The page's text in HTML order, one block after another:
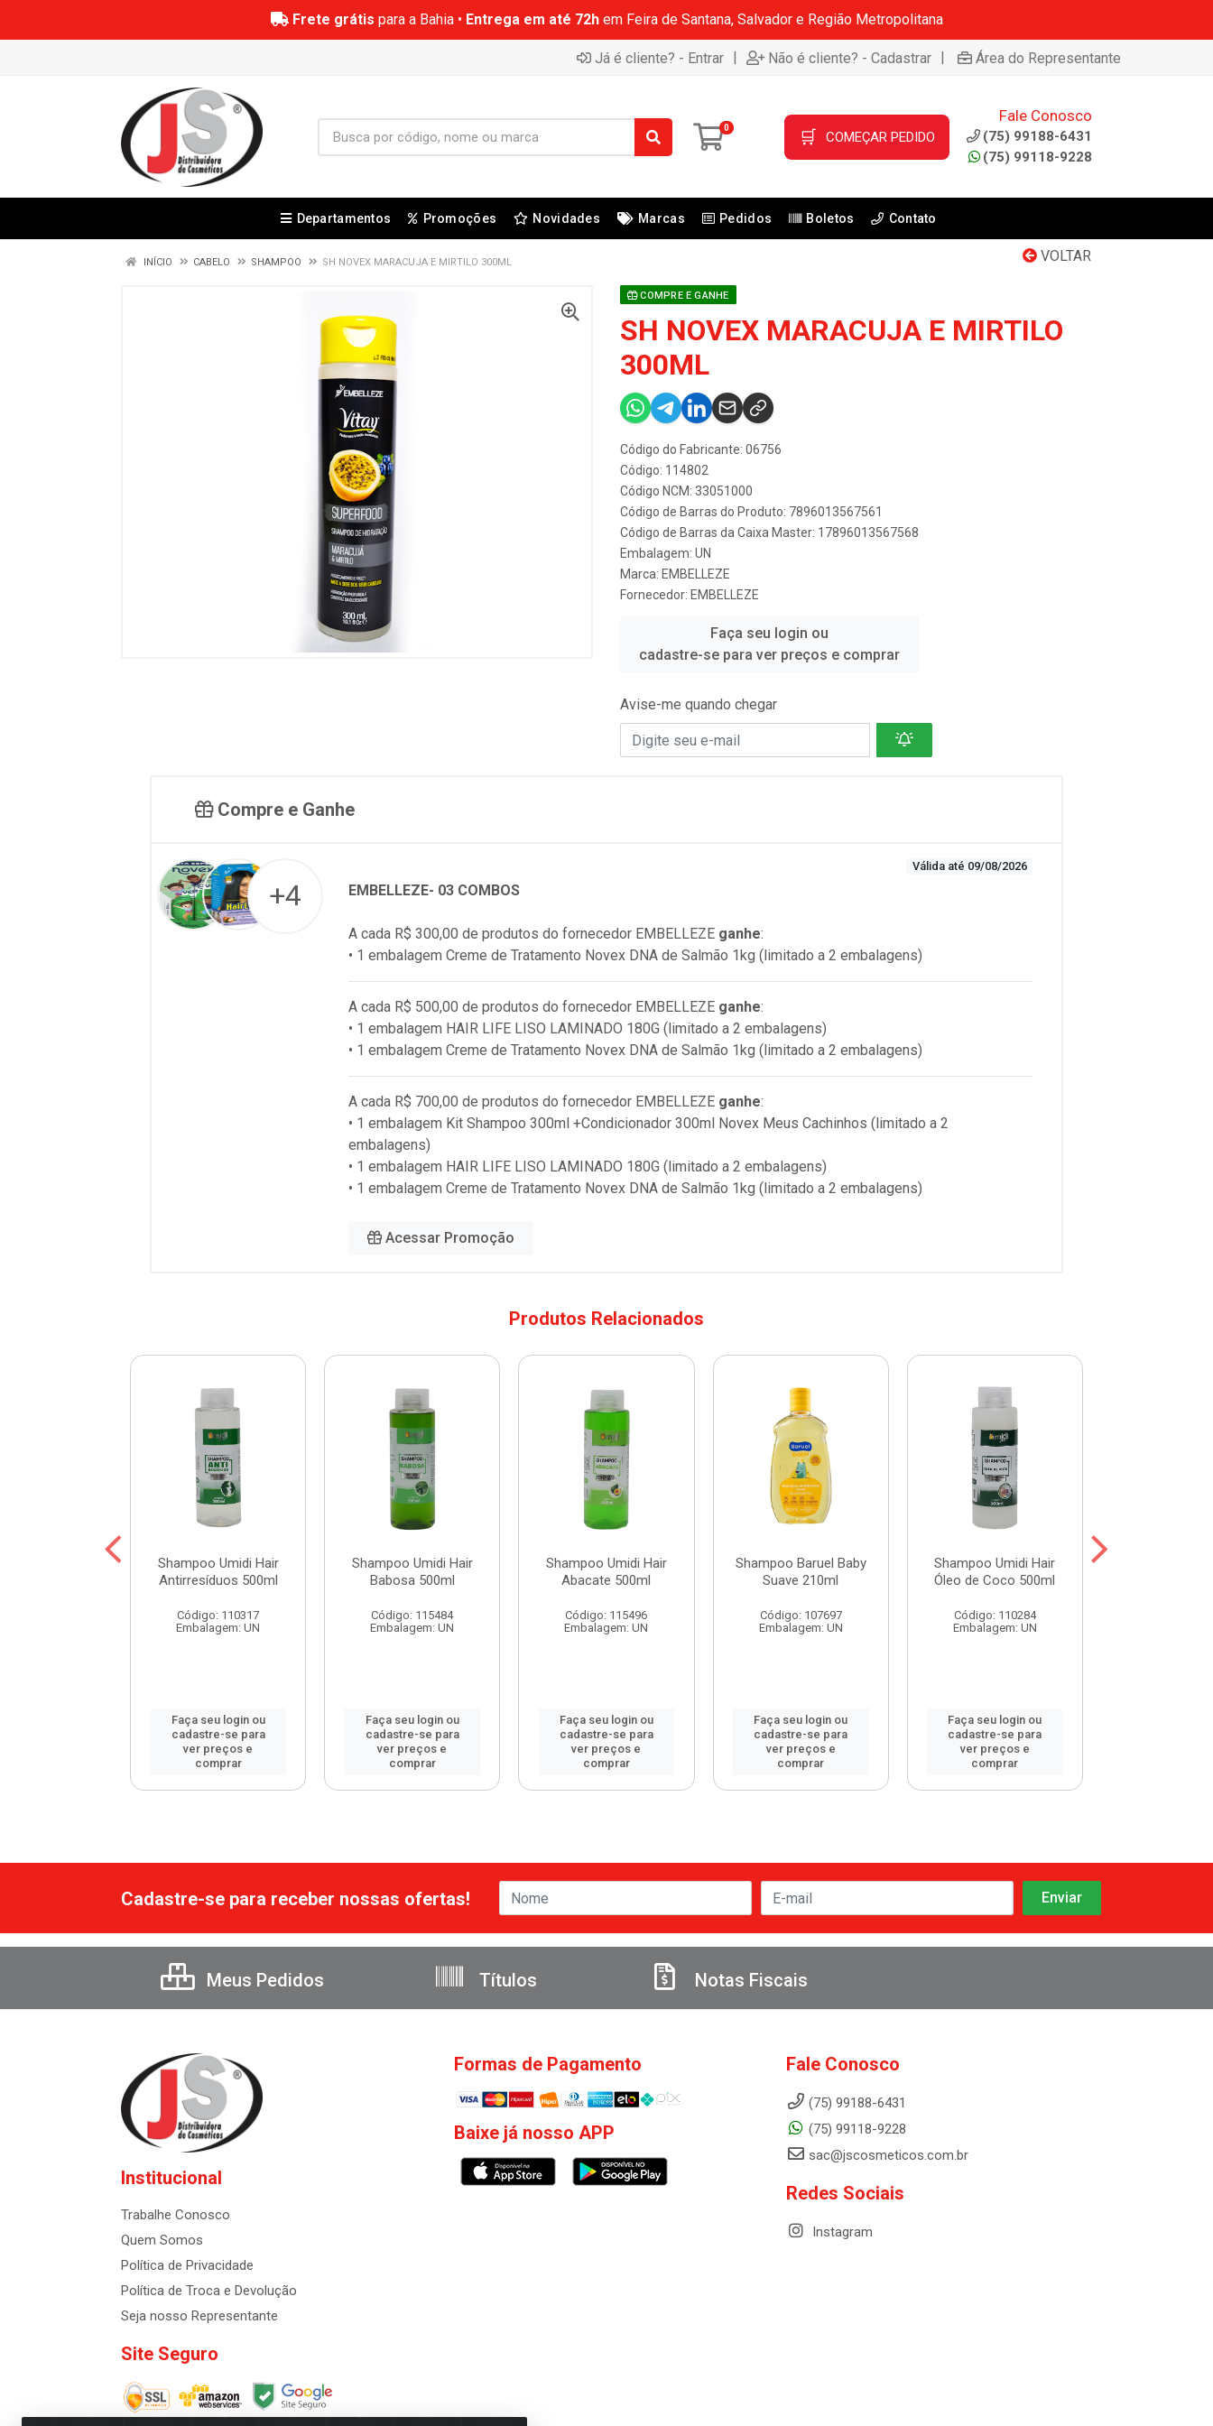
Frete grátis para a Bahia • Entrega em até 72hem Feira de Santana, Salvador e Região Metropolitana
Já é cliente? - Entrar | Não é cliente? - Cadastrar | Área do Representante
0 🛒 COMEÇAR PEDIDO
Fale Conosco
(75) 99188-6431
(75) 99118-9228
Departamentos Promoções Novidades Marcas Pedidos Boletos Contato
VOLTAR
INÍCIO CABELO SHAMPOO SH NOVEX MARACUJA E MIRTILO 300ML
COMPRE E GANHE
SH NOVEX MARACUJA E MIRTILO
300ML
Código do Fabricante: 06756
Código: 114802
Código NCM: 33051000
Código de Barras do Produto: 7896013567561
Código de Barras da Caixa Master: 17896013567568
Embalagem: UN
Marca: EMBELLEZE
Fornecedor: EMBELLEZE
Faça seu login ou
cadastre-se para ver preços e comprar
Avise-me quando chegar
Compre e Ganhe
+4
Válida até 09/08/2026
EMBELLEZE- 03 COMBOS
A cada R$ 300,00 de produtos do fornecedor EMBELLEZE ganhe:
• 1 embalagem Creme de Tratamento Novex DNA de Salmão 1kg (limitado a 2 embalagens)
A cada R$ 500,00 de produtos do fornecedor EMBELLEZE ganhe:
• 1 embalagem HAIR LIFE LISO LAMINADO 180G (limitado a 2 embalagens)
• 1 embalagem Creme de Tratamento Novex DNA de Salmão 1kg (limitado a 2 embalagens)
A cada R$ 700,00 de produtos do fornecedor EMBELLEZE ganhe:
• 1 embalagem Kit Shampoo 300ml +Condicionador 300ml Novex Meus Cachinhos (limitado a 2
embalagens)
• 1 embalagem HAIR LIFE LISO LAMINADO 180G (limitado a 2 embalagens)
• 1 embalagem Creme de Tratamento Novex DNA de Salmão 1kg (limitado a 2 embalagens)
Acessar Promoção
Produtos Relacionados
Shampoo Umidi Hair
Antirresíduos 500ml
Código: 110317
Embalagem: UN
Faça seu login ou
cadastre-se para
ver preços e
comprar
Shampoo Umidi Hair
Babosa 500ml
Código: 115484
Embalagem: UN
Faça seu login ou
cadastre-se para
ver preços e
comprar
Shampoo Umidi Hair
Abacate 500ml
Código: 115496
Embalagem: UN
Faça seu login ou
cadastre-se para
ver preços e
comprar
Shampoo Baruel Baby
Suave 210ml
Código: 107697
Embalagem: UN
Faça seu login ou
cadastre-se para
ver preços e
comprar
Shampoo Umidi Hair
Óleo de Coco 500ml
Código: 110284
Embalagem: UN
Faça seu login ou
cadastre-se para
ver preços e
comprar
Cadastre-se para receber nossas ofertas!
Meus Pedidos Títulos Notas Fiscais
Institucional
Trabalhe Conosco
Quem Somos
Política de Privacidade
Política de Troca e Devolução
Seja nosso Representante
Site Seguro
Formas de Pagamento
Baixe já nosso APP
Fale Conosco
(75) 99188-6431
(75) 99118-9228
sac@jscosmeticos.com.br
Redes Sociais
Instagram